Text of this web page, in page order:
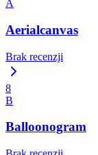
A
Aerialcanvas
Brak recenzji
8
B
Balloonogram